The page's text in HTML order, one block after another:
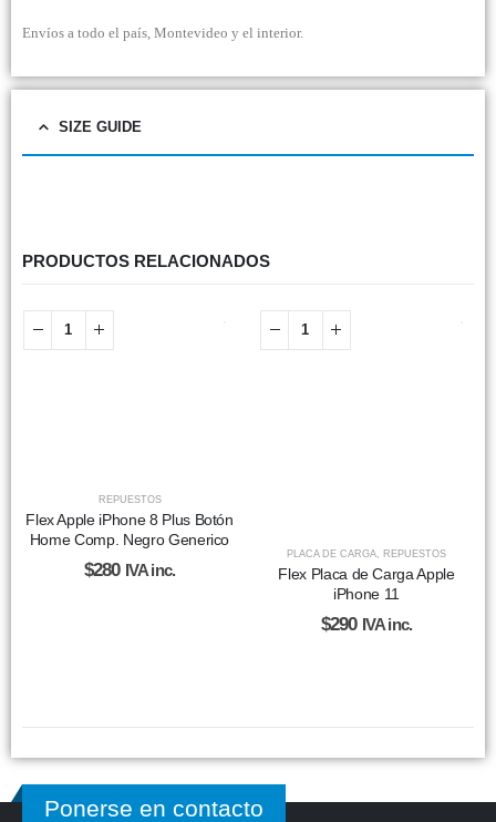
Envíos a todo el país, Montevideo y el interior.
SIZE GUIDE
PRODUCTOS RELACIONADOS
REPUESTOS
Flex Apple iPhone 8 Plus Botón
Home Comp. Negro Generico
$280 IVA inc.
PLACA DE CARGA REPUESTOS
Flex Placa de Carga Apple
iPhone 11
$290 IVA inc.
Ponerse en contacto